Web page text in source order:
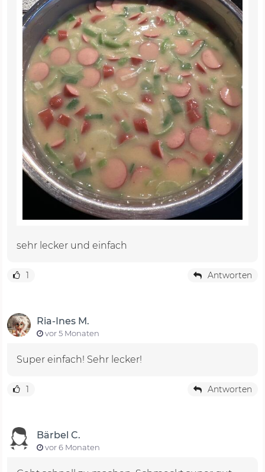
sehr lecker und einfach
1 Antworten
Ria-Ines M.
vor 5 Monaten
Super einfach! Sehr lecker!
1 Antworten
Bärbel C.
vor 6 Monaten